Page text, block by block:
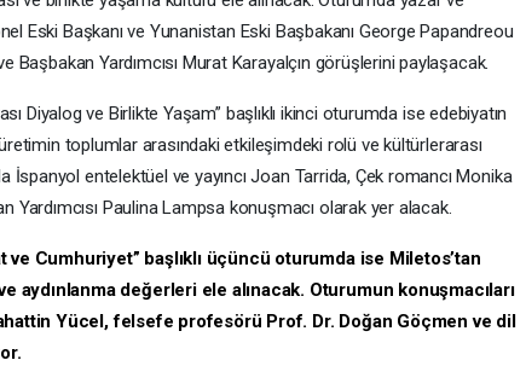
Eski Başkanı ve Yunanistan Eski Başbakanı George Papandreou
Başbakan Yardımcısı Murat Karayalçın görüşlerini paylaşacak.
Diyalog ve Birlikte Yaşam” başlıklı ikinci oturumda ise edebiyatın
toplumlar arasındaki etkileşimdeki rolü ve kültürlerarası
entelektüel ve yayıncı Joan Tarrida, Çek romancı Monika
Paulina Lampsa konuşmacı olarak yer alacak.
ve Cumhuriyet” başlıklı üçüncü oturumda ise Miletos’tan
aydınlanma değerleri ele alınacak. Oturumun konuşmacıları
Yücel, felsefe profesörü Prof. Dr. Doğan Göçmen ve dil